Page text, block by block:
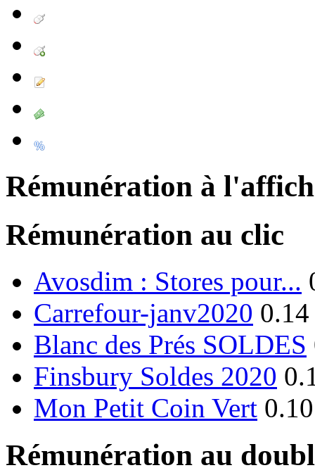
Rémunération à
Rémunération au clic
Avosdim : Stores pour...
Carrefour-janv2020
Blanc des Prés SOLDES
Finsbury Soldes 2020
Mon Petit Coin Vert
Rémunération au